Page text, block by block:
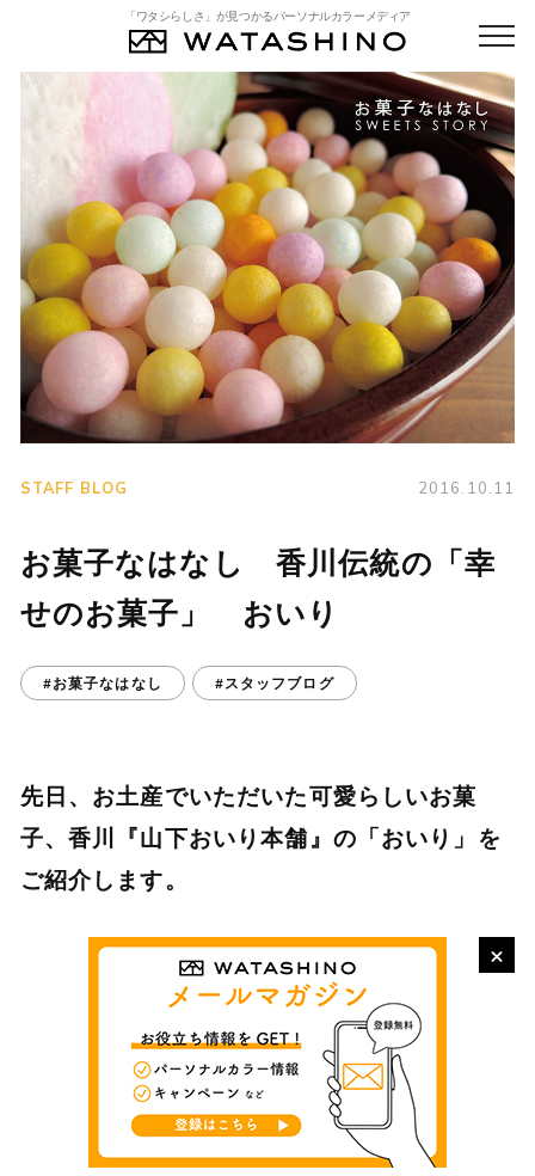
「ワタシらしさ」が見つかるパーソナルカラーメディア
STAFF BLOG 2016.10.11
お菓子なはなし 香川伝統の「幸
せのお菓子」 おいり
#お菓子なはなし #スタッフブログ
先日、お土産でいただいた可愛らしいお菓
子、香川『山下おいり本舗』の「おいり」を
ご紹介します。
×